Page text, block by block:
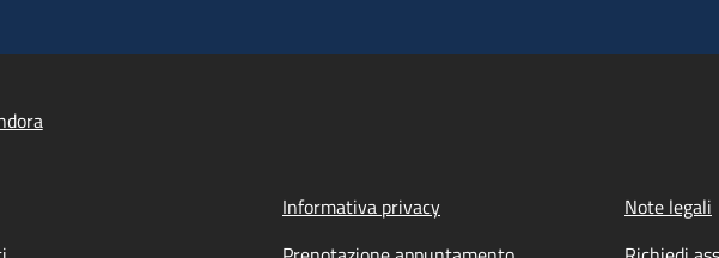
Informativa privacy
Note legali